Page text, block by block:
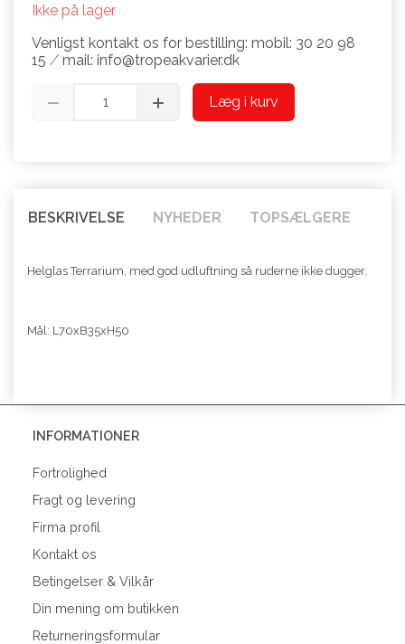
Ikke på lager
Venligst kontakt os for bestilling: mobil: 30 20 98
15 ⁄ mail: info@tropeakvarier.dk
Læg i kurv
BESKRIVELSE NYHEDER TOPSÆLGERE
Helglas Terrarium, med god udluftning så ruderne ikke dugger.
Mål: L70xB35xH50
INFORMATIONER
Fortrolighed
Fragt og levering
Firma profil
Kontakt os
Betingelser & Vilkår
Din mening om butikken
Returneringsformular